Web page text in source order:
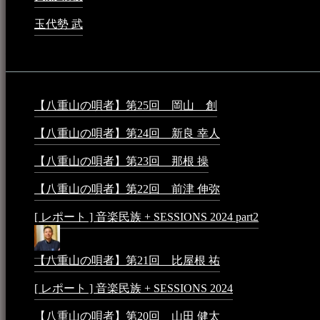
玉代勢 武
【八重山の唄者】第25回 岡山 創
【八重山の唄者】第24回 新良 幸人
【八重山の唄者】第23回 那根 操
【八重山の唄者】第22回 前津 伸弥
[ レポート ] 音楽民族 + SESSIONS 2024 part2
【八重山の唄者】第21回 比屋根 祐
[ レポート ] 音楽民族 + SESSIONS 2024
【八重山の唄者】第20回 山田 健太